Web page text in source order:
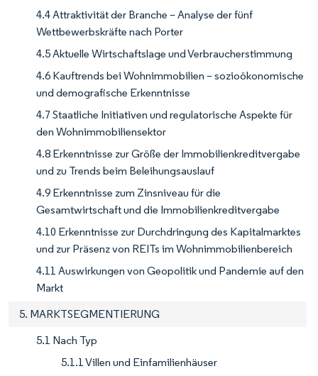
4.4 Attraktivität der Branche – Analyse der fünf
Wettbewerbskräfte nach Porter
4.5 Aktuelle Wirtschaftslage und Verbraucherstimmung
4.6 Kauftrends bei Wohnimmobilien – sozioökonomische
und demografische Erkenntnisse
4.7 Staatliche Initiativen und regulatorische Aspekte für
den Wohnimmobiliensektor
4.8 Erkenntnisse zur Größe der Immobilienkreditvergabe
und zu Trends beim Beleihungsauslauf
4.9 Erkenntnisse zum Zinsniveau für die
Gesamtwirtschaft und die Immobilienkreditvergabe
4.10 Erkenntnisse zur Durchdringung des Kapitalmarktes
und zur Präsenz von REITs im Wohnimmobilienbereich
4.11 Auswirkungen von Geopolitik und Pandemie auf den
Markt
5. MARKTSEGMENTIERUNG
5.1 Nach Typ
5.1.1 Villen und Einfamilienhäuser